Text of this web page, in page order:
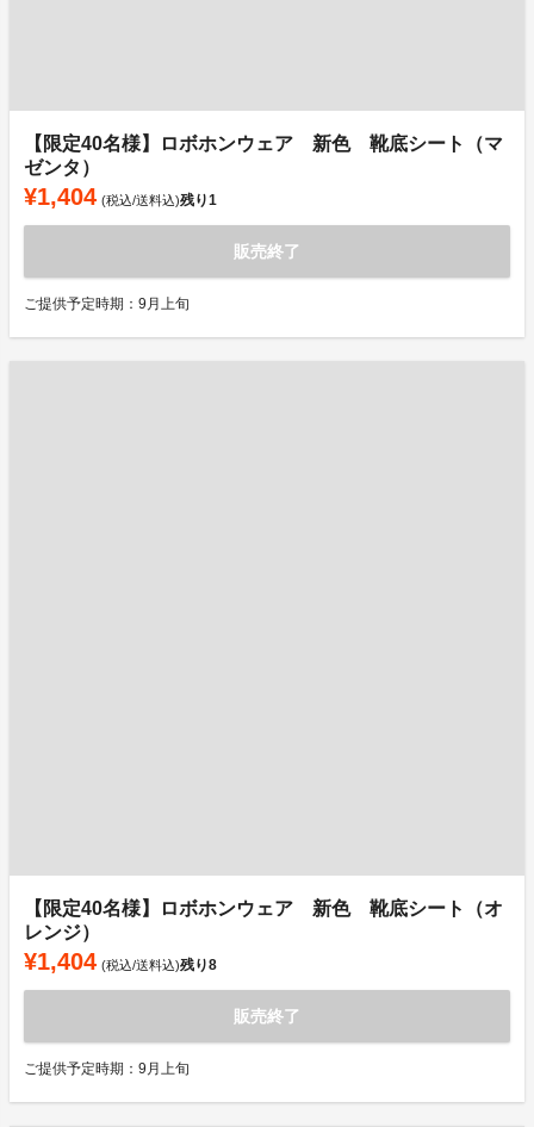
【限定40名様】ロボホンウェア 新色 靴底シート（マ
ゼンタ）
¥1,404 (税込/送料込)残り1
販売終了
ご提供予定時期：9月上旬
【限定40名様】ロボホンウェア 新色 靴底シート（オ
レンジ）
¥1,404 (税込/送料込)残り8
販売終了
ご提供予定時期：9月上旬